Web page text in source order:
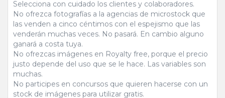
Selecciona con cuidado los clientes y colaboradores.
No ofrezca fotografías a la agencias de microstock que
las venden a cinco céntimos con el espejismo que las
venderán muchas veces. No pasará. En cambio alguno
ganará a costa tuya.
No ofrezcas imágenes en Royalty free, porque el precio
justo depende del uso que se le hace. Las variables son
muchas.
No participes en concursos que quieren hacerse con un
stock de imágenes para utilizar gratis.